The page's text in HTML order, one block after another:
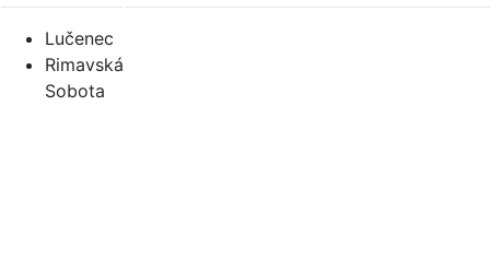
Lučenec
Rimavská
Sobota